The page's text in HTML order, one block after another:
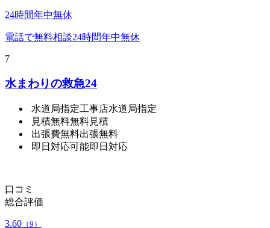
24時間年中無休
電話で無料相談24時間年中無休
7
水まわりの救急24
水道局指定工事店水道局指定
見積無料無料見積
出張費無料出張無料
即日対応可能即日対応
口コミ
総合評価
3.60 （9）